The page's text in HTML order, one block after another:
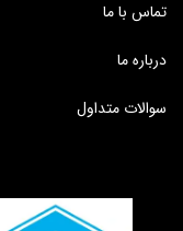
تماس با ما
درباره ما
سوالات متداول